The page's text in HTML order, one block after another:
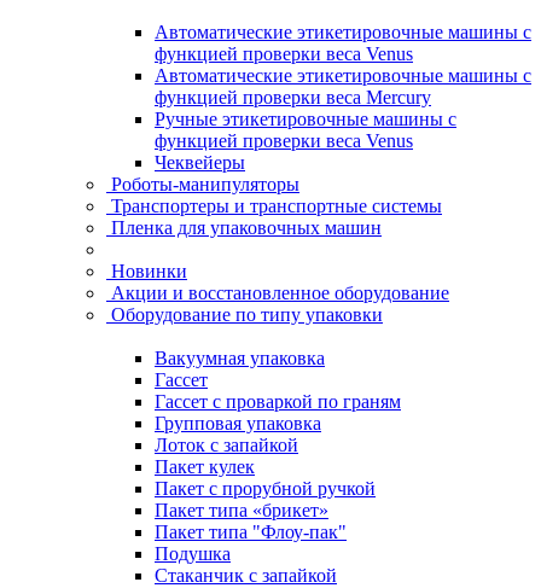
Автоматические этикетировочные машины с
функцией проверки веса Venus
Автоматические этикетировочные машины с
функцией проверки веса Mercury
Ручные этикетировочные машины с
функцией проверки веса Venus
Чеквейеры
Роботы-манипуляторы
Транспортеры и транспортные системы
Пленка для упаковочных машин
Новинки
Акции и восстановленное оборудование
Оборудование по типу упаковки
Вакуумная упаковка
Гассет
Гассет с проваркой по граням
Групповая упаковка
Лоток с запайкой
Пакет кулек
Пакет с прорубной ручкой
Пакет типа «брикет»
Пакет типа "Флоу-пак"
Подушка
Стаканчик с запайкой